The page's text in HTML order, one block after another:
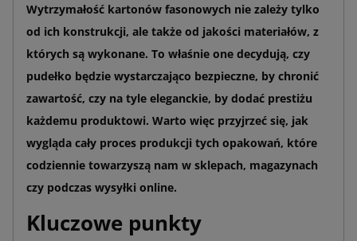
Wytrzymałość kartonów fasonowych nie zależy tylko
od ich konstrukcji, ale także od jakości materiałów, z
których są wykonane. To właśnie one decydują, czy
pudełko będzie wystarczająco bezpieczne, by chronić
zawartość, czy na tyle eleganckie, by dodać prestiżu
każdemu produktowi. Warto więc przyjrzeć się, jak
wygląda cały proces produkcji tych opakowań, które
codziennie towarzyszą nam w sklepach, magazynach
czy podczas wysyłki online.
Kluczowe punkty